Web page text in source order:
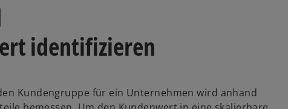
identifizieren
Kundengruppe für ein Unternehmen wird anhand